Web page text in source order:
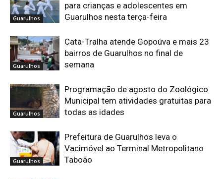
Guarulhos
para crianças e adolescentes em
Guarulhos nesta terça-feira
Guarulhos
Cata-Tralha atende Gopoúva e mais 23
bairros de Guarulhos no final de
semana
Guarulhos
Programação de agosto do Zoológico
Municipal tem atividades gratuitas para
todas as idades
Guarulhos
Prefeitura de Guarulhos leva o
Vacimóvel ao Terminal Metropolitano
Taboão